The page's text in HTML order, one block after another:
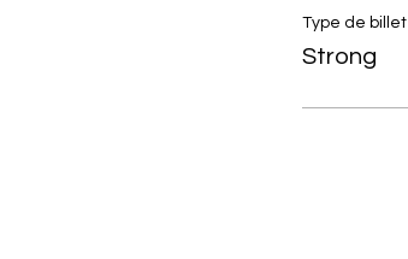
Type de billet
Strong